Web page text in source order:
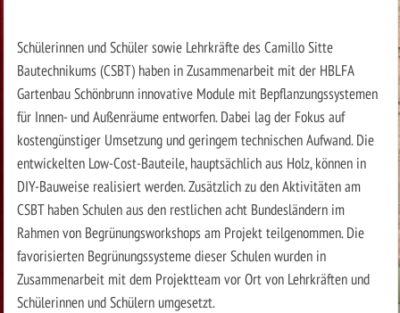
Schülerinnen und Schüler sowie Lehrkräfte des Camillo Sitte
Bautechnikums (CSBT) haben in Zusammenarbeit mit der HBLFA
Gartenbau Schönbrunn innovative Module mit Bepflanzungssystemen
für Innen- und Außenräume entworfen. Dabei lag der Fokus auf
kostengünstiger Umsetzung und geringem technischen Aufwand. Die
entwickelten Low-Cost-Bauteile, hauptsächlich aus Holz, können in
DIY-Bauweise realisiert werden. Zusätzlich zu den Aktivitäten am
CSBT haben Schulen aus den restlichen acht Bundesländern im
Rahmen von Begrünungsworkshops am Projekt teilgenommen. Die
favorisierten Begrünungssysteme dieser Schulen wurden in
Zusammenarbeit mit dem Projektteam vor Ort von Lehrkräften und
Schülerinnen und Schülern umgesetzt.